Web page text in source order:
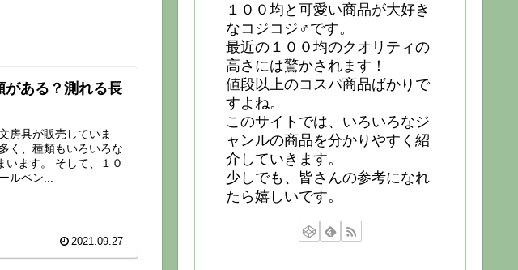
がある？測れる長
房具が販売していま
く、種類もいろいろな
います。 そして、１０
ルペン...
2021.09.27
１００均と可愛い商品が大好き
なコジコジ♂です。
最近の１００均のクオリティの
高さには驚かされます！
値段以上のコスパ商品ばかりで
すよね。
このサイトでは、いろいろなジ
ャンルの商品を分かりやすく紹
介していきます。
少しでも、皆さんの参考になれ
たら嬉しいです。